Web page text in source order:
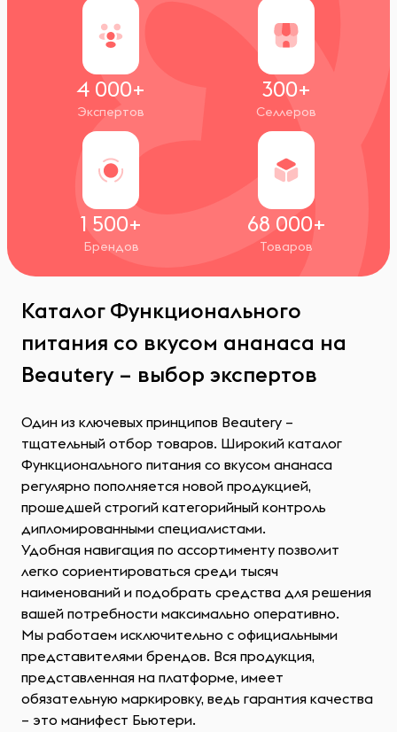
4 000+
Экспертов
300+
Селлеров
1 500+
Брендов
68 000+
Товаров
Каталог Функционального
питания со вкусом ананаса на
Beautery – выбор экспертов
Один из ключевых принципов Beautery –
тщательный отбор товаров. Широкий каталог
Функционального питания со вкусом ананаса
регулярно пополняется новой продукцией,
прошедшей строгий категорийный контроль
дипломированными специалистами.
Удобная навигация по ассортименту позволит
легко сориентироваться среди тысяч
наименований и подобрать средства для решения
вашей потребности максимально оперативно.
Мы работаем исключительно с официальными
представителями брендов. Вся продукция,
представленная на платформе, имеет
обязательную маркировку, ведь гарантия качества
– это манифест Бьютери.